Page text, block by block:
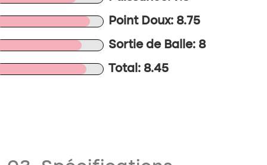
Point Doux: 8.75
Sortie de Balle: 8
Total: 8.45